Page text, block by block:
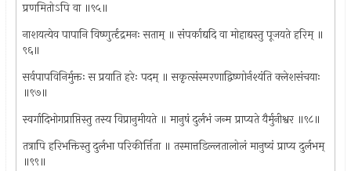
प्रणमितोऽपि वा ॥९५॥
नाशयत्येव पापानि विष्णुर्त्दृद्रमनः सताम् ॥ संपर्काद्यदि वा मोहाद्यस्तु पूजयते हरिम् ॥
९६॥
सर्वपापविनिर्मुक्तः स प्रयाति हरेः पदम् ॥ सकृत्संस्मरणाद्विष्णोर्नश्यंति क्लेशसंचयाः
॥९७॥
स्वर्गादिभोगप्राप्तिस्तु तस्य विप्रानुमीयते ॥ मानुषं दुर्लभं जन्म प्राप्यते यैर्मुनीश्वर ॥९८॥
तत्रापि हरिभक्तिस्तु दुर्लभा परिकीर्त्तिता ॥ तस्मात्तडिल्लतालोलं मानुष्यं प्राप्य दुर्लभम्
॥९९॥